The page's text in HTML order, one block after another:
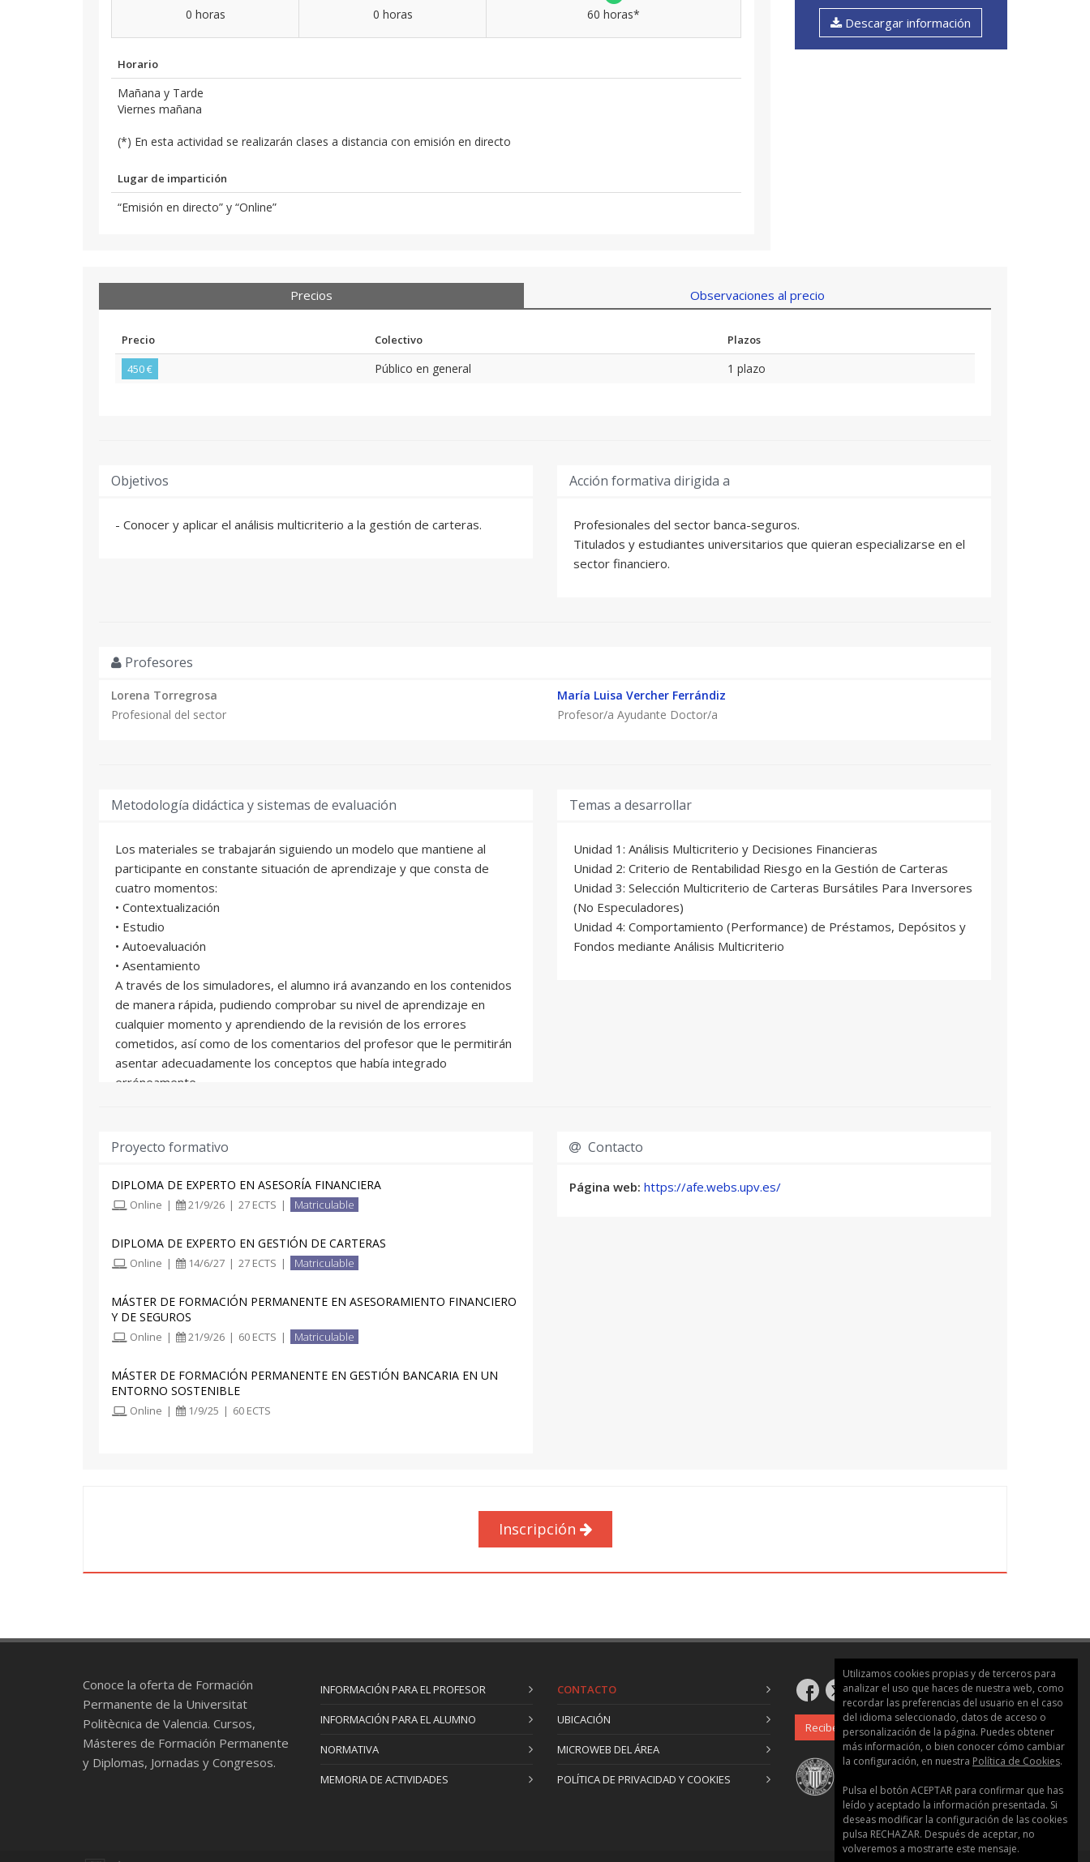
0 horas 0 horas 60 horas*
Horario
Mañana y Tarde
Viernes mañana
(*) En esta actividad se realizarán clases a distancia con emisión en directo
Lugar de impartición
“Emisión en directo” y “Online”
Descargar información
Precios Observaciones al precio
Precio Colectivo
Plazos
450 €
Público en general 1 plazo
Objetivos
- Conocer y aplicar el análisis multicriterio a la gestión de carteras.
Acción formativa dirigida a
Profesionales del sector banca-seguros.
Titulados y estudiantes universitarios que quieran especializarse en el
sector financiero.
Profesores
Lorena Torregrosa
Profesional del sector
María Luisa Vercher Ferrándiz
Profesor/a Ayudante Doctor/a
Metodología didáctica y sistemas de evaluación
Los materiales se trabajarán siguiendo un modelo que mantiene al
participante en constante situación de aprendizaje y que consta de
cuatro momentos:
• Contextualización
• Estudio
• Autoevaluación
• Asentamiento
A través de los simuladores, el alumno irá avanzando en los contenidos
de manera rápida, pudiendo comprobar su nivel de aprendizaje en
cualquier momento y aprendiendo de la revisión de los errores
cometidos, así como de los comentarios del profesor que le permitirán
asentar adecuadamente los conceptos que había integrado
erróneamente.
Temas a desarrollar
Unidad 1: Análisis Multicriterio y Decisiones Financieras
Unidad 2: Criterio de Rentabilidad Riesgo en la Gestión de Carteras
Unidad 3: Selección Multicriterio de Carteras Bursátiles Para Inversores
(No Especuladores)
Unidad 4: Comportamiento (Performance) de Préstamos, Depósitos y
Fondos mediante Análisis Multicriterio
Proyecto formativo
DIPLOMA DE EXPERTO EN ASESORÍA FINANCIERA
Online | 21/9/26 | 27 ECTS | Matriculable
DIPLOMA DE EXPERTO EN GESTIÓN DE CARTERAS
Online | 14/6/27 | 27 ECTS | Matriculable
MÁSTER DE FORMACIÓN PERMANENTE EN ASESORAMIENTO FINANCIERO
Y DE SEGUROS
Online | 21/9/26 | 60 ECTS | Matriculable
MÁSTER DE FORMACIÓN PERMANENTE EN GESTIÓN BANCARIA EN UN
ENTORNO SOSTENIBLE
Online | 1/9/25 | 60 ECTS
Contacto
Página web: https://afe.webs.upv.es/
Inscripción
Conoce la oferta de Formación
Permanente de la Universitat
Politècnica de Valencia. Cursos,
Másteres de Formación Permanente
y Diplomas, Jornadas y Congresos.
INFORMACIÓN PARA EL PROFESOR
INFORMACIÓN PARA EL ALUMNO
NORMATIVA
MEMORIA DE ACTIVIDADES
CONTACTO
UBICACIÓN
MICROWEB DEL ÁREA
POLÍTICA DE PRIVACIDAD Y COOKIES
Recibe nuestro boletín
Utilizamos cookies propias y de terceros para
analizar el uso que haces de nuestra web, como
recordar las preferencias del usuario en el caso
del idioma seleccionado, datos de acceso o
personalización de la página. Puedes obtener
más información, o bien conocer cómo cambiar
la configuración, en nuestra Política de Cookies.
Pulsa el botón ACEPTAR para confirmar que has
leído y aceptado la información presentada. Si
deseas modificar la configuración de las cookies
pulsa RECHAZAR. Después de aceptar, no
volveremos a mostrarte este mensaje.